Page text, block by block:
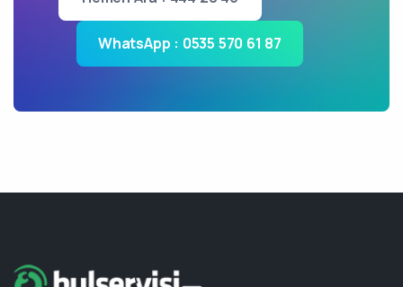
WhatsApp : 0535 570 61 87